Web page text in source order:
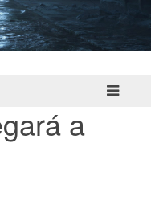
a